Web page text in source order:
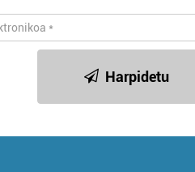
Harpidetu